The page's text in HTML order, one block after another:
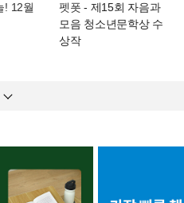
! 12월
펫폿 - 제15회 자음과
모음 청소년문학상 수
상작